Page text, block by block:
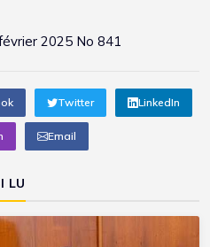
2025 No 841
Twitter LinkedIn
Email
LU